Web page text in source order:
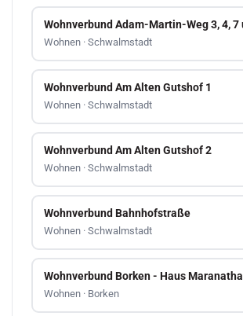
Wohnverbund Adam-Martin-Weg 3, 4, 7
Wohnen · Schwalmstadt
Wohnverbund Am Alten Gutshof 1
Wohnen · Schwalmstadt
Wohnverbund Am Alten Gutshof 2
Wohnen · Schwalmstadt
Wohnverbund Bahnhofstraße
Wohnen · Schwalmstadt
Wohnverbund Borken - Haus Maranatha
Wohnen · Borken